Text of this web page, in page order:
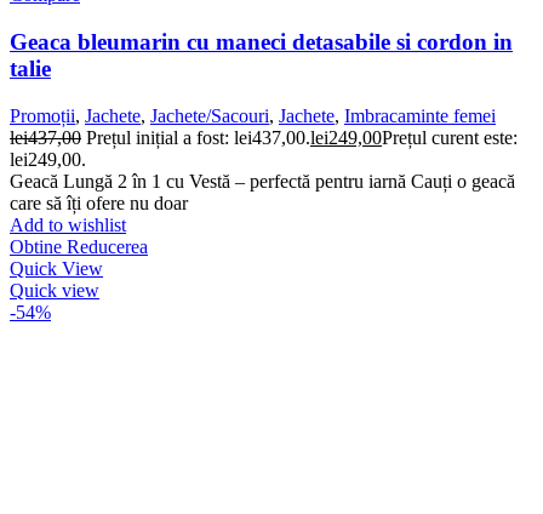
Geaca bleumarin cu maneci detasabile si cordon in
talie
Promoții, Jachete, Jachete/Sacouri, Jachete, Imbracaminte femei
lei437,00 Prețul inițial a fost: lei437,00.lei249,00Prețul curent este:
lei249,00.
Geacă Lungă 2 în 1 cu Vestă – perfectă pentru iarnă Cauți o geacă
care să îți ofere nu doar
Add to wishlist
Obtine Reducerea
Quick View
Quick view
-54%